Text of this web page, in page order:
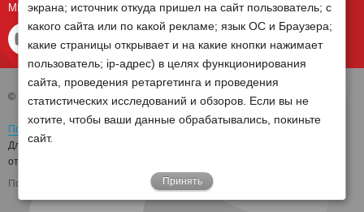
МЫ В СОЦ СЕТЯХ
© 2026 Группа компаний Белагро
Политика обработки персональных данных
Для отзыва согласия на обработку персональных данных необходимо
отправить письмо на электронную почту
экрана; источник откуда пришел на сайт пользователь; с
какого сайта или по какой рекламе; язык ОС и Браузера;
какие страницы открывает и на какие кнопки нажимает
пользователь; ip-адрес) в целях функционирования
сайта, проведения ретаргетинга и проведения
статистических исследований и обзоров. Если вы не
хотите, чтобы ваши данные обрабатывались, покиньте
сайт.
Принять
Поддержка сайта